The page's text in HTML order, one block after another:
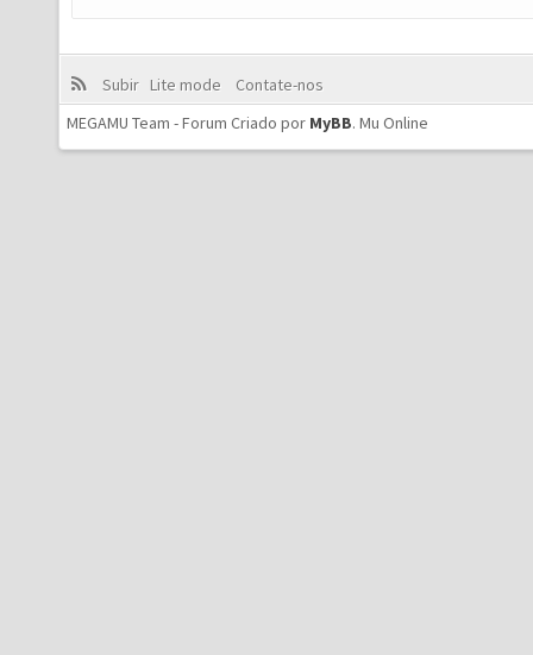
Subir Lite mode
Contate-nos
MEGAMU Team - Forum Criado por MyBB. Mu Online